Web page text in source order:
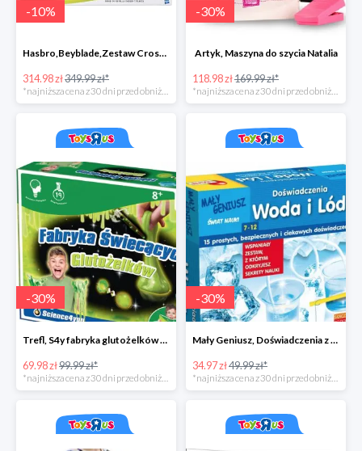
-10%
Hasbro,Beyblade,Zestaw Cross collision battle -35zł
314.98 zł349.99 zł*
*najniższa cena z 30 dni przed obniżką
-30%
Artyk, Maszyna do szycia Natalia
118.98 zł169.99 zł*
*najniższa cena z 30 dni przed obniżką
-30%
Trefl, S4y fabryka glutożelków głów duża
69.98 zł99.99 zł*
-30%
Mały Geniusz, Doświadczenia z wodą i lodem
34.97 zł49.99 zł*